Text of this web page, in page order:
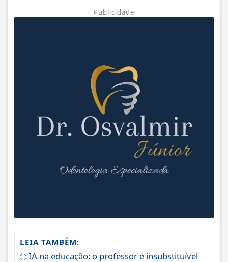
Publicidade
LEIA TAMBÉM:
IA na educação: o professor é insubstituível